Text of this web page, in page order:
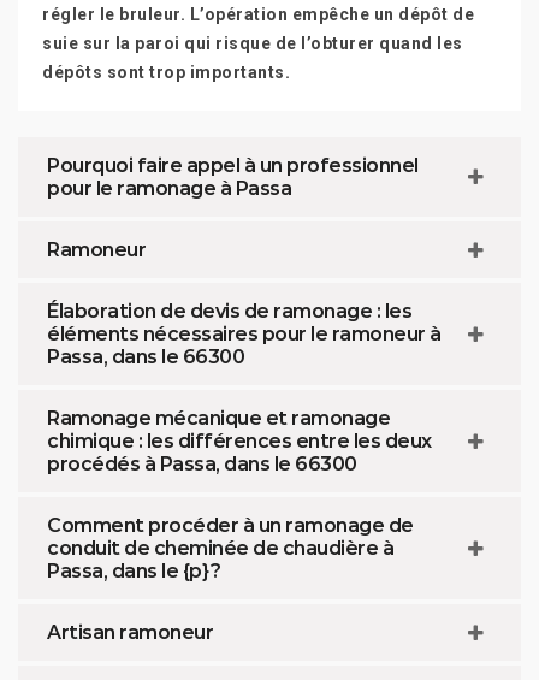
régler le bruleur. L’opération empêche un dépôt de
suie sur la paroi qui risque de l’obturer quand les
dépôts sont trop importants.
Pourquoi faire appel à un professionnel
pour le ramonage à Passa
Ramoneur
Élaboration de devis de ramonage : les
éléments nécessaires pour le ramoneur à
Passa, dans le 66300
Ramonage mécanique et ramonage
chimique : les différences entre les deux
procédés à Passa, dans le 66300
Comment procéder à un ramonage de
conduit de cheminée de chaudière à
Passa, dans le {p} ?
Artisan ramoneur